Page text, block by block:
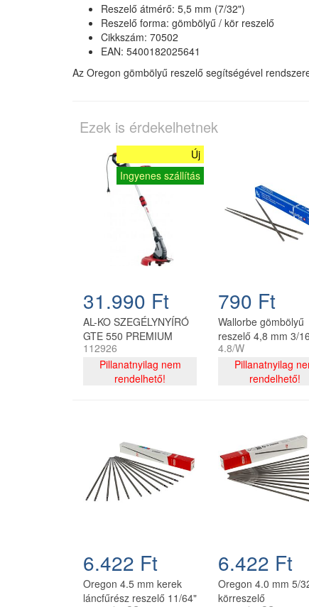
Reszelő átmérő: 5,5 mm (7/32")
Reszelő forma: gömbölyű / kör reszelő
Cikkszám: 70502
EAN: 5400182025641
Az Oregon gömbölyű reszelő segítségével
Ezek is érdekelhetnek
Új
Ingyenes szállítás
31.990 Ft
AL-KO SZEGÉLYNYÍRÓ
GTE 550 PREMIUM
112926
Pillanatnyilag nem
rendelhető!
790 Ft
Wallorbe gömbölyű
reszelő 4,8 mm 3/
láncélezéshez
4.8/W
Pillanatnyilag
rendelhető!
6.422 Ft
Oregon 4.5 mm kerek
láncfűrész reszelő 11/64"
6.422 Ft
Oregon 4.0 mm 5/
körreszelő